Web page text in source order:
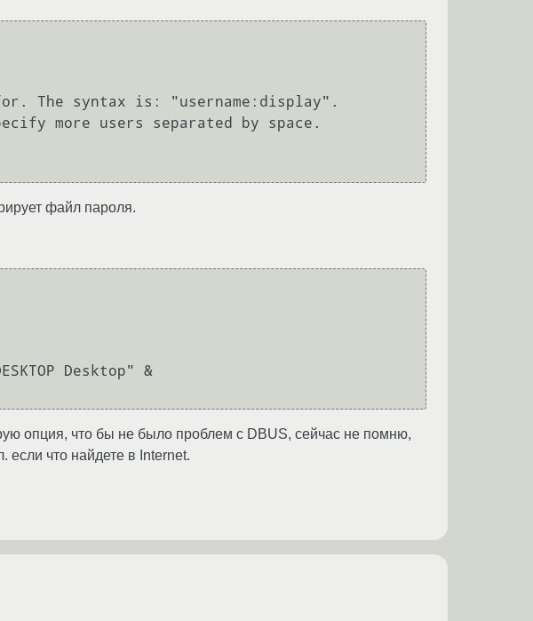
The syntax is: "username:display".
more users separated by space.
файл пароля.
Desktop" &
опция, что бы не было проблем с DBUS, сейчас не помню,
что найдете в Internet.